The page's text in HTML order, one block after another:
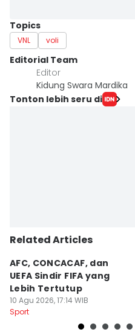
Topics
VNL voli
Editorial Team
Editor
Kidung Swara Mardika
Tonton lebih seru di
Related Articles
AFC, CONCACAF, dan
UEFA Sindir FIFA yang
Lebih Tertutup
10 Agu 2026, 17:14 WIB
Sport